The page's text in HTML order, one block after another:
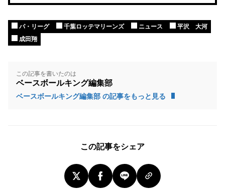
パ・リーグ 千葉ロッテマリーンズ ニュース
平沢 大河
成田翔
この記事を書いたのは
ベースボールキング編集部
ベースボールキング編集部 の記事をもっと見る
この記事をシェア